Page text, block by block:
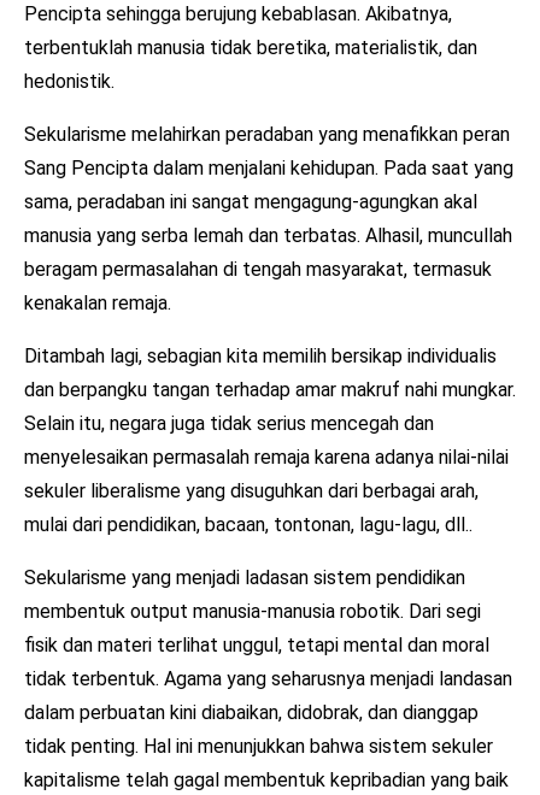
Pencipta sehingga berujung kebablasan. Akibatnya,
terbentuklah manusia tidak beretika, materialistik, dan
hedonistik.
Sekularisme melahirkan peradaban yang menafikkan peran
Sang Pencipta dalam menjalani kehidupan. Pada saat yang
sama, peradaban ini sangat mengagung-agungkan akal
manusia yang serba lemah dan terbatas. Alhasil, muncullah
beragam permasalahan di tengah masyarakat, termasuk
kenakalan remaja.
Ditambah lagi, sebagian kita memilih bersikap individualis
dan berpangku tangan terhadap amar makruf nahi mungkar.
Selain itu, negara juga tidak serius mencegah dan
menyelesaikan permasalah remaja karena adanya nilai-nilai
sekuler liberalisme yang disuguhkan dari berbagai arah,
mulai dari pendidikan, bacaan, tontonan, lagu-lagu, dll..
Sekularisme yang menjadi ladasan sistem pendidikan
membentuk output manusia-manusia robotik. Dari segi
fisik dan materi terlihat unggul, tetapi mental dan moral
tidak terbentuk. Agama yang seharusnya menjadi landasan
dalam perbuatan kini diabaikan, didobrak, dan dianggap
tidak penting. Hal ini menunjukkan bahwa sistem sekuler
kapitalisme telah gagal membentuk kepribadian yang baik